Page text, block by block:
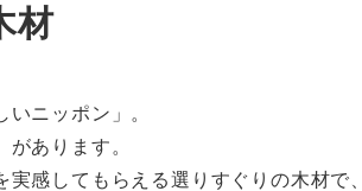
材
ニッポン」。
あります。
感してもらえる選りすぐりの木材で、